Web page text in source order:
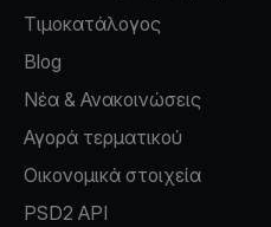
Τιμοκατάλογος
Blog
Νέα & Ανακοινώσεις
Αγορά τερματικού
Οικονομικά στοιχεία
PSD2 API